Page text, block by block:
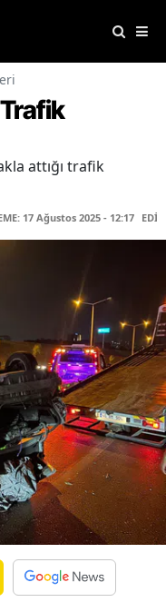
attığı trafik
17 Ağustos 2025 - 12:17